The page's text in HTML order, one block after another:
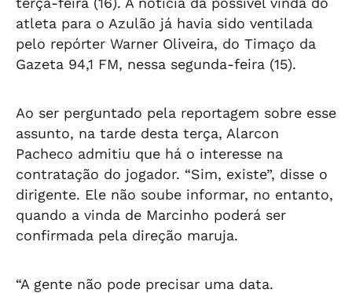
atleta para o Azulão já havia sido ventilada
pelo repórter Warner Oliveira, do Timaço da
Gazeta 94,1 FM, nessa segunda-feira (15).
Ao ser perguntado pela reportagem sobre esse
assunto, na tarde desta terça, Alarcon
Pacheco admitiu que há o interesse na
contratação do jogador. “Sim, existe”, disse o
dirigente. Ele não soube informar, no entanto,
quando a vinda de Marcinho poderá ser
confirmada pela direção maruja.
“A gente não pode precisar uma data.